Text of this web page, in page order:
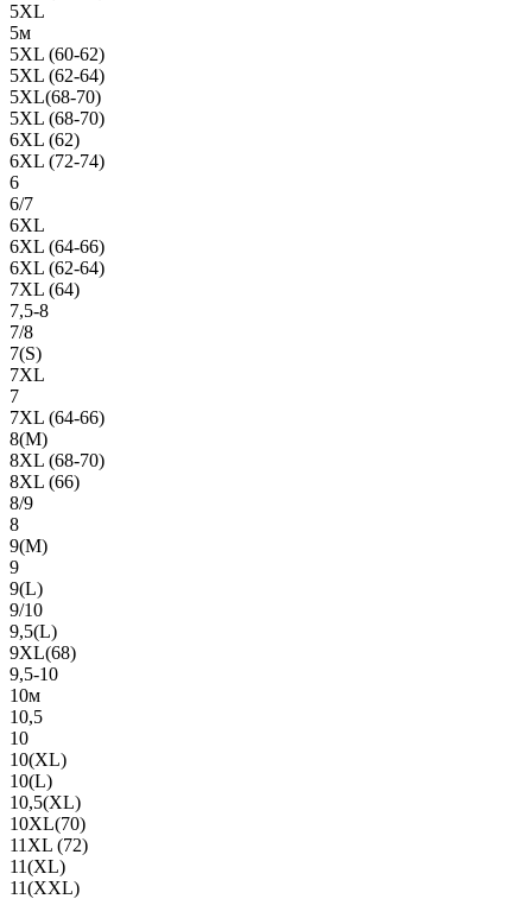
5XL
5м
5XL (60-62)
5XL (62-64)
5XL(68-70)
5XL (68-70)
6XL (62)
6XL (72-74)
6
6/7
6XL
6XL (64-66)
6XL (62-64)
7XL (64)
7,5-8
7/8
7(S)
7XL
7
7XL (64-66)
8(М)
8XL (68-70)
8XL (66)
8/9
8
9(М)
9
9(L)
9/10
9,5(L)
9XL(68)
9,5-10
10м
10,5
10
10(XL)
10(L)
10,5(XL)
10XL(70)
11XL (72)
11(XL)
11(XXL)